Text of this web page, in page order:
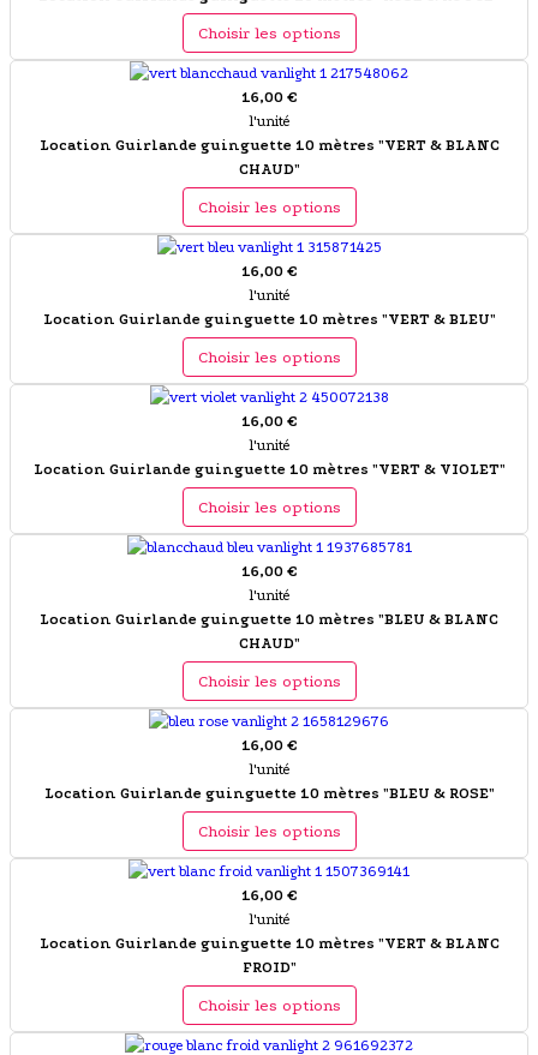
Choisir les options
16,00 €
l'unité
Location Guirlande guinguette 10 mètres "VERT & BLANC
CHAUD"
Choisir les options
16,00 €
l'unité
Location Guirlande guinguette 10 mètres "VERT & BLEU"
Choisir les options
16,00 €
l'unité
Location Guirlande guinguette 10 mètres "VERT & VIOLET"
Choisir les options
16,00 €
l'unité
Location Guirlande guinguette 10 mètres "BLEU & BLANC
CHAUD"
Choisir les options
16,00 €
l'unité
Location Guirlande guinguette 10 mètres "BLEU & ROSE"
Choisir les options
16,00 €
l'unité
Location Guirlande guinguette 10 mètres "VERT & BLANC
FROID"
Choisir les options